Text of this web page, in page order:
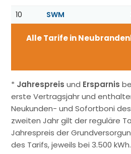
10
SWM
Alle Tarife in
* Jahrespreis und Ersparnis
erste Vertragsjahr und
Neukunden- und Sofortboni
zweiten Jahr gilt der reguläre
Jahrespreis der
des Tarifs, jeweils bei 3.500 kWh.